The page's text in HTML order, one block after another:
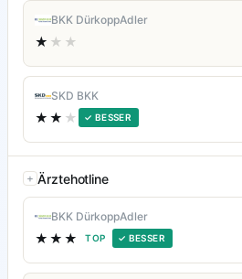
BKK DürkoppAdler
★ ★★
SKD BKK
★★ ★ ✓ BESSER
Ärztehotline
BKK DürkoppAdler
★★★ TOP ✓ BESSER